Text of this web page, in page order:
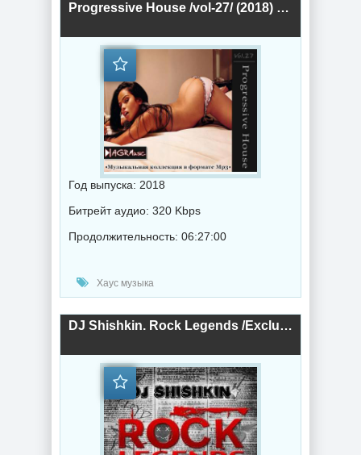
Progressive House /vol-27/ (2018) торрент
Год выпуска: 2018
Битрейт аудио: 320 Kbps
Продолжительность: 06:27:00
Хаус музыка
DJ Shishkin. Rock Legends /Exclusive Remix Album/ (2018) торрент